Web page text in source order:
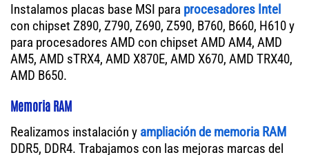
Instalamos placas base MSI para procesadores Intel
con chipset Z890, Z790, Z690, Z590, B760, B660, H610 y
para procesadores AMD con chipset AMD AM4, AMD
AM5, AMD sTRX4, AMD X870E, AMD X670, AMD TRX40,
AMD B650.
Memoria RAM
Realizamos instalación y ampliación de memoria RAM
DDR5, DDR4. Trabajamos con las mejoras marcas del